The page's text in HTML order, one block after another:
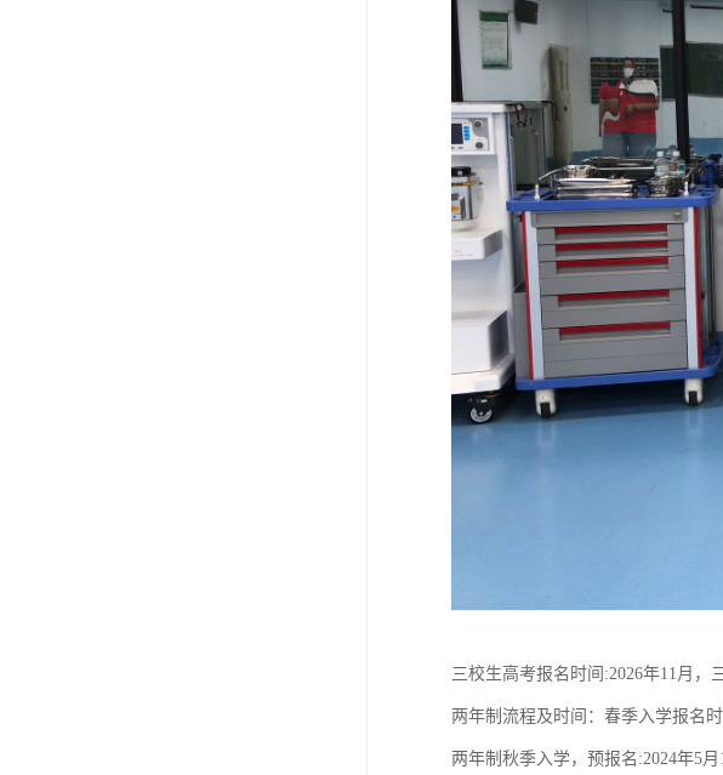
三校生高考报名时间:2026年11月，
两年制流程及时间：春季入学报名
两年制秋季入学，预报名:2024年5月